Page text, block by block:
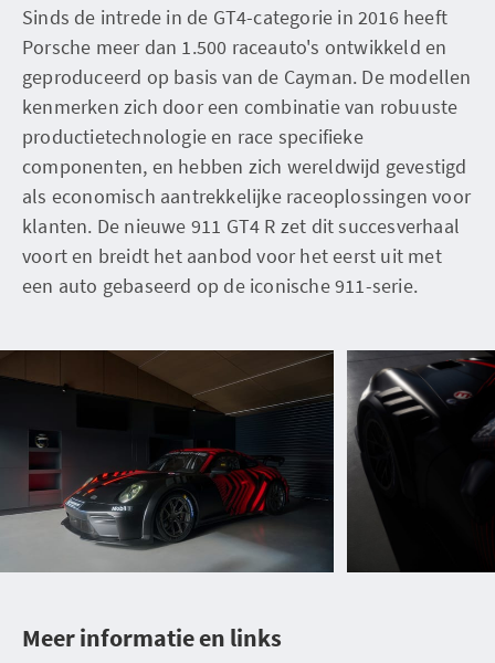
Sinds de intrede in de GT4-categorie in 2016 heeft
Porsche meer dan 1.500 raceauto's ontwikkeld en
geproduceerd op basis van de Cayman. De modellen
kenmerken zich door een combinatie van robuuste
productietechnologie en race specifieke
componenten, en hebben zich wereldwijd gevestigd
als economisch aantrekkelijke raceoplossingen voor
klanten. De nieuwe 911 GT4 R zet dit succesverhaal
voort en breidt het aanbod voor het eerst uit met
een auto gebaseerd op de iconische 911-serie.
Meer informatie en links